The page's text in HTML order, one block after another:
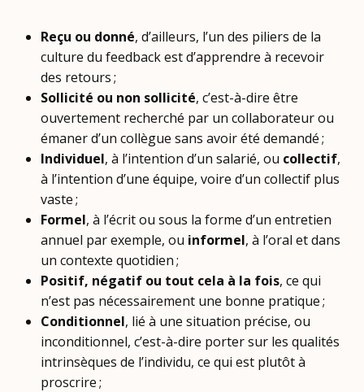
Reçu ou donné, d’ailleurs, l’un des piliers de la
culture du feedback est d’apprendre à recevoir
des retours ;
Sollicité ou non sollicité, c’est-à-dire être
ouvertement recherché par un collaborateur ou
émaner d’un collègue sans avoir été demandé ;
Individuel, à l’intention d’un salarié, ou collectif,
à l’intention d’une équipe, voire d’un collectif plus
vaste ;
Formel, à l’écrit ou sous la forme d’un entretien
annuel par exemple, ou informel, à l’oral et dans
un contexte quotidien ;
Positif, négatif ou tout cela à la fois, ce qui
n’est pas nécessairement une bonne pratique ;
Conditionnel, lié à une situation précise, ou
inconditionnel, c’est-à-dire porter sur les qualités
intrinsèques de l’individu, ce qui est plutôt à
proscrire ;